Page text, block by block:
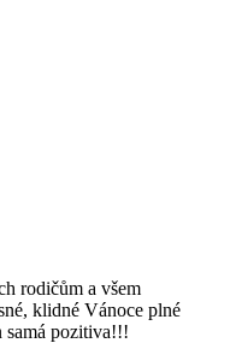
rodičům a všem
klidné Vánoce plné
samá pozitiva!!!